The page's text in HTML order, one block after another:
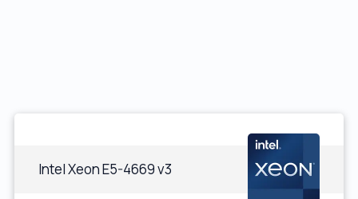
Intel Xeon E5-4669 v3